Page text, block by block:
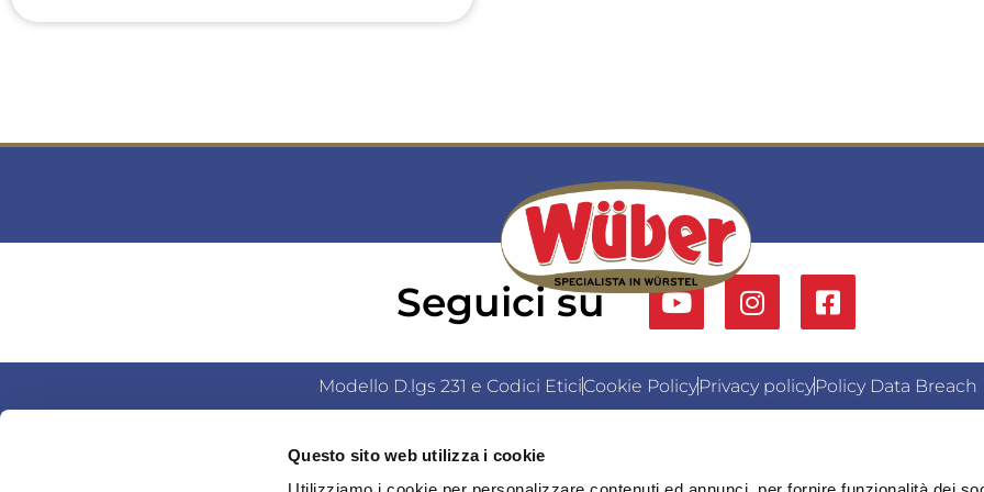
Questo sito web utilizza i cookie
Seguici su
Modello D.lgs 231 e Codici EticiCookie PolicyPrivacy policyPolicy Data Breach
© Salumificio Fratelli Beretta S.p.A. (Socio Unico) | Uffici e Sede Amministrativa: 20056 Trezzo sull’Adda (MI) -